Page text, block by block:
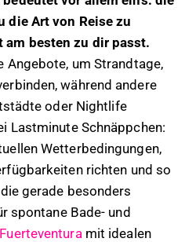
die Art von Reise zu
am besten zu dir passt.
Angebote, um Strandtage,
während andere
oder Nightlife
Lastminute Schnäppchen:
Wetterbedingungen,
richten und so
gerade besonders
spontane Bade- und
Fuerteventura mit idealen